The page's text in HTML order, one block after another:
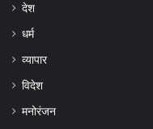
देश
धर्म
व्यापार
विदेश
मनोरंजन